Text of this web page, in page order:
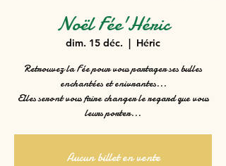
Noël Fée'Héric
dim. 15 déc.
  |
Héric
Retrouvez la Fée pour vous partager ses bulles
enchantées et enivrantes...
Elles seront vous faire changer le regard que vous
leurs porter...
Aucun billet en vente